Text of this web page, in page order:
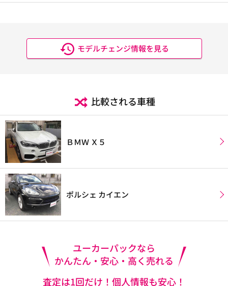
モデルチェンジ情報を見る
比較される車種
ＢＭＷ Ｘ５
ポルシェ カイエン
ユーカーパックなら
かんたん・安心・高く売れる
査定は1回だけ！個人情報も安心！